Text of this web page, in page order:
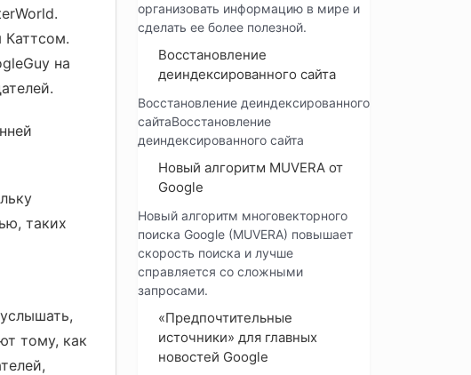
Каттсом.
на
таких
тому, как
организовать информацию в мире и
сделать ее более полезной.
Восстановление
деиндексированного сайта
Восстановление деиндексированного
сайтаВосстановление
деиндексированного сайта
Новый алгоритм MUVERA от
Google
Новый алгоритм многовекторного
поиска Google (MUVERA) повышает
скорость поиска и лучше
справляется со сложными
запросами.
«Предпочтительные
источники» для главных
новостей Google